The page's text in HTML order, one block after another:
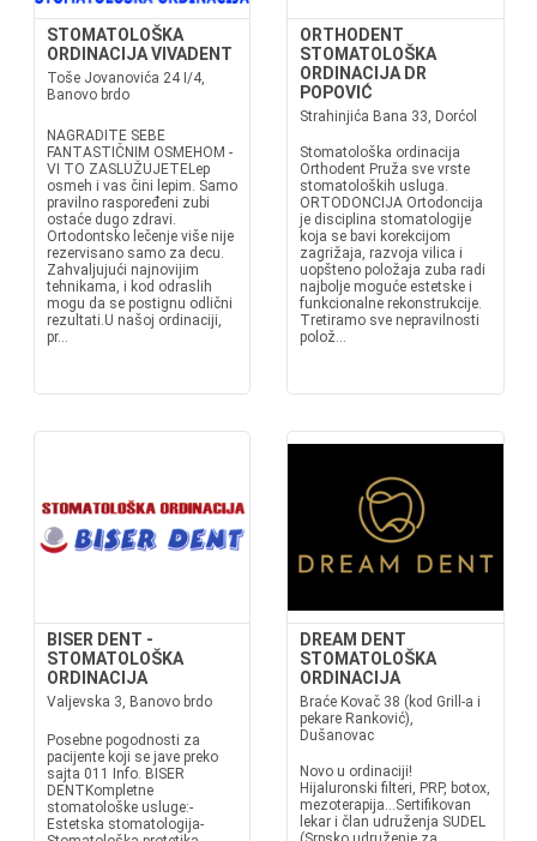
STOMATOLOŠKA
ORDINACIJA VIVADENT
Toše Jovanovića 24 I/4,
Banovo brdo
NAGRADITE SEBE
FANTASTIČNIM OSMEHOM -
VI TO ZASLUŽUJETELep
osmeh i vas čini lepim. Samo
pravilno raspoređeni zubi
ostaće dugo zdravi.
Ortodontsko lečenje više nije
rezervisano samo za decu.
Zahvaljujući najnovijim
tehnikama, i kod odraslih
mogu da se postignu odlični
rezultati.U našoj ordinaciji,
pr...
ORTHODENT
STOMATOLOŠKA
ORDINACIJA DR
POPOVIĆ
Strahinjića Bana 33, Dorćol
Stomatološka ordinacija
Orthodent Pruža sve vrste
stomatoloških usluga.
ORTODONCIJA Ortodoncija
je disciplina stomatologije
koja se bavi korekcijom
zagrižaja, razvoja vilica i
uopšteno položaja zuba radi
najbolje moguće estetske i
funkcionalne rekonstrukcije.
Tretiramo sve nepravilnosti
polož...
BISER DENT -
STOMATOLOŠKA
ORDINACIJA
Valjevska 3, Banovo brdo
Posebne pogodnosti za
pacijente koji se jave preko
sajta 011 Info. BISER
DENTKompletne
stomatološke usluge:-
Estetska stomatologija-
DREAM DENT
STOMATOLOŠKA
ORDINACIJA
Braće Kovač 38 (kod Grill-a i
pekare Ranković),
Dušanovac
Novo u ordinaciji!
Hijaluronski filteri, PRP, botox,
mezoterapija...Sertifikovan
lekar i član udruženja SUDEL